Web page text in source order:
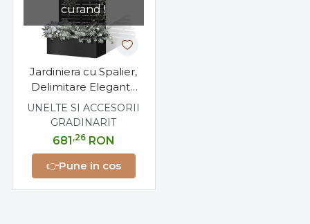
curand !
Jardiniera cu Spalier,
Delimitare Eleganta
pentru Interior si
Exterior,
118x40x180cm
UNELTE SI ACCESORII
GRADINARIT
681 ,26 RON
👉Pune in cos